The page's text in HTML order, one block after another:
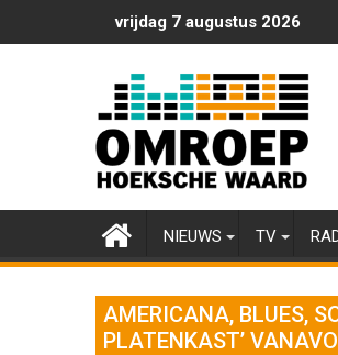
naar
vrijdag 7 augustus 2026
NIEUWS TV
AMERICANA, BLUES,
PLATENKAST’